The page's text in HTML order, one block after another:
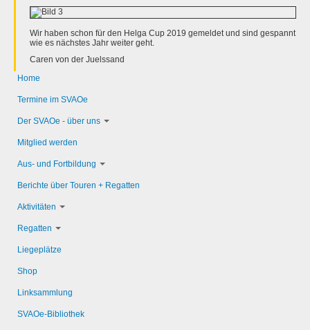
Wir haben schon für den Helga Cup 2019 gemeldet und sind gespannt
wie es nächstes Jahr weiter geht.
Caren von der Juelssand
Home
Termine im SVAOe
Der SVAOe - über uns
Mitglied werden
Aus- und Fortbildung
Berichte über Touren + Regatten
Aktivitäten
Regatten
Liegeplätze
Shop
Linksammlung
SVAOe-Bibliothek